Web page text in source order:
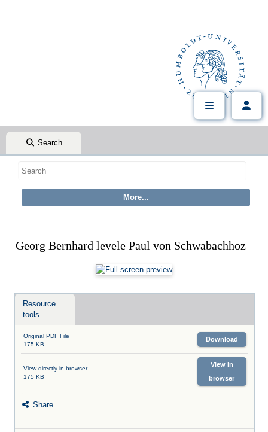
Search
Georg Bernhard levele Paul von Schwabachhoz
Resource
tools
Original PDF File
175 KB
Download
View directly in browser
175 KB
View in
browser
Share